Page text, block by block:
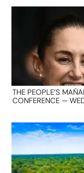
THE PEOPLE’S
CONFERENCE —